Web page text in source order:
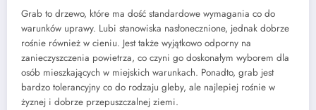
Grab to drzewo, które ma dość standardowe wymagania co do
warunków uprawy. Lubi stanowiska nasłonecznione, jednak dobrze
rośnie również w cieniu. Jest także wyjątkowo odporny na
zanieczyszczenia powietrza, co czyni go doskonałym wyborem dla
osób mieszkających w miejskich warunkach. Ponadto, grab jest
bardzo tolerancyjny co do rodzaju gleby, ale najlepiej rośnie w
żyznej i dobrze przepuszczalnej ziemi.